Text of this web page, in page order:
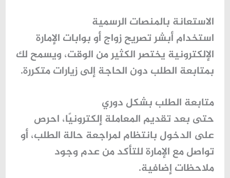
الاستعانة بالمنصات الرسمية
استخدامأبشر تصريح زواجأو بوابات الإمارة
الإلكترونية يختصر الكثير من الوقت، ويسمح لك
بمتابعة الطلب دون الحاجة إلى زيارات متكررة.
متابعة الطلب بشكل دوري
حتى بعد تقديم المعاملة إلكترونيًا، احرص
على الدخول بانتظام لمراجعة حالة الطلب، أو
تواصل مع الإمارة للتأكد من عدم وجود
ملاحظات إضافية.